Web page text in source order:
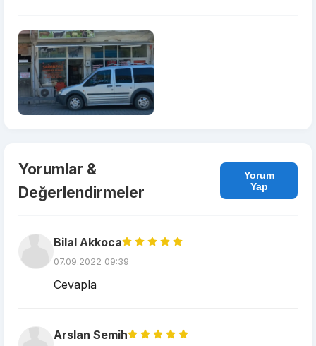
Yorumlar &
Değerlendirmeler
Yorum
Yap
Bilal Akkoca
07.09.2022 09:39
Cevapla
Arslan Semih